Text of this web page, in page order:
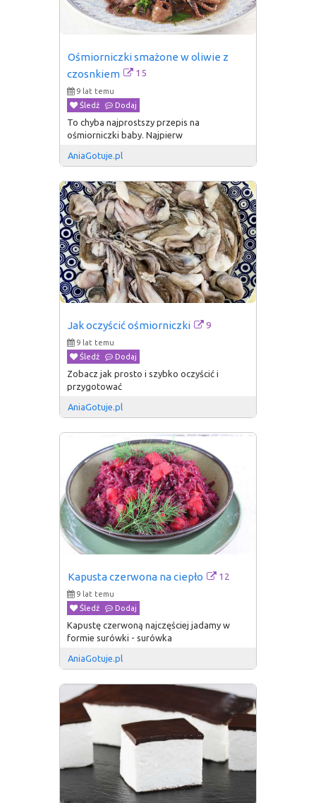
Ośmiorniczki smażone w oliwie z
czosnkiem
15
9 lat temu
Śledź
Dodaj
To chyba najprostszy przepis na
ośmiorniczki baby. Najpierw
AniaGotuje.pl
Jak oczyścić ośmiorniczki 9
9 lat temu
Śledź
Dodaj
Zobacz jak prosto i szybko oczyścić i
przygotować
AniaGotuje.pl
Kapusta czerwona na ciepło 12
9 lat temu
Śledź
Dodaj
Kapustę czerwoną najczęściej jadamy w
formie surówki - surówka
AniaGotuje.pl